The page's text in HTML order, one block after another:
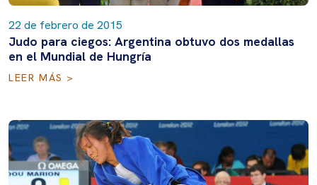
22 de febrero de 2015
Judo para ciegos: Argentina obtuvo dos medallas
en el Mundial de Hungría
LEER MÁS >